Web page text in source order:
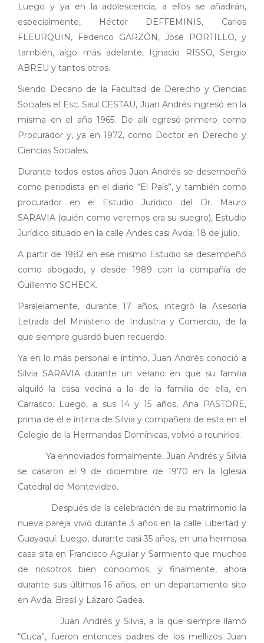
Luego y ya en la adolescencia, a ellos se añadirán,
especialmente, Héctor DEFFEMINIS, Carlos
FLEURQUIN, Federico GARZÓN, José PORTILLO, y
también, algo más adelante, Ignacio RISSO, Sergio
ABREU y tantos otros.
Siendo Decano de la Facultad de Derecho y Ciencias
Sociales el Esc. Saul CESTAU, Juan Andrés ingresó en la
misma en el año 1965. De allí egresó primero como
Procurador y, ya en 1972, como Doctor en Derecho y
Ciencias Sociales.
Durante todos estos años Juan Andrés se desempeñó
como periodista en el diario “El País”, y también como
procurador en el Estudio Jurídico del Dr. Mauro
SARAVIA (quién como veremos era su suegro), Estudio
Jurídico situado en la calle Andes casi Avda. 18 de julio.
A partir de 1982 en ese mismo Estudio se desempeñó
como abogado, y desde 1989 con la compañía de
Guillermo SCHECK.
Paralelamente, durante 17 años, integró la Asesoría
Letrada del Ministerio de Industria y Comercio, de la
que siempre guardó buen recuerdo.
Ya en lo más personal e íntimo, Juan Andrés conoció a
Silvia SARAVIA durante un verano en que su familia
alquiló la casa vecina a la de la familia de ella, en
Carrasco. Luego, a sus 14 y 15 años, Ana PASTORE,
prima de él e íntima de Silvia y compañera de esta en el
Colegio de la Hermandas Domínicas, volvió a reunirlos.
Ya ennoviados formalmente, Juan Andrés y Silvia
se casaron el 9 de diciembre de 1970 en la Iglesia
Catedral de Montevideo.
Después de la celebración de su matrimonio la
nueva pareja vivió durante 3 años en la calle Libertad y
Guayaquí. Luego, durante casi 35 años, en una hermosa
casa sita en Francisco Aguilar y Sarmiento que muchos
de nosotros bien conocimos, y finalmente, ahora
durante sus últimos 16 años, en un departamento sito
en Avda. Brasil y Lázaro Gadea.
Juan Andrés y Silvia, a la que siempre llamó
“Cuca”, fueron entonces padres de los mellizos Juan